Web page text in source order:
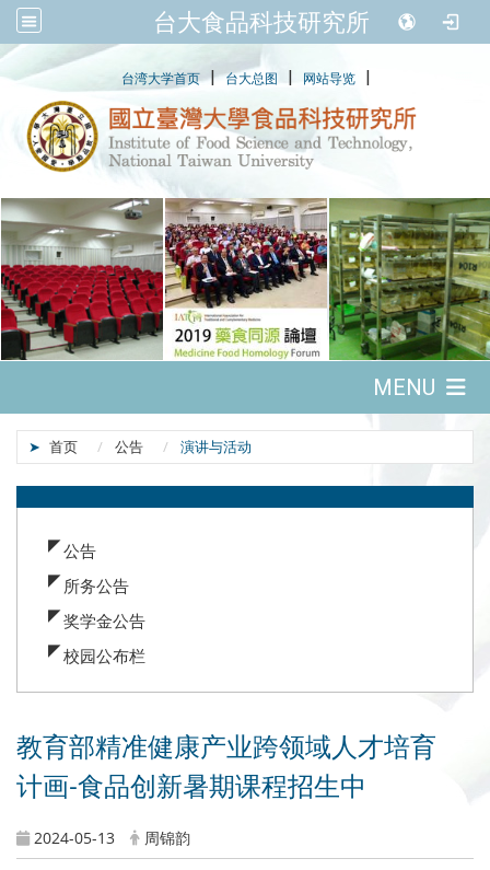
台大食品科技研究所
台湾大学首页 | 台大总图 | 网站导览 |
MENU
首页 公告 演讲与活动
公告
所务公告
奖学金公告
校园公布栏
教育部精准健康产业跨领域人才培育
计画-食品创新暑期课程招生中
2024-05-13 周锦韵